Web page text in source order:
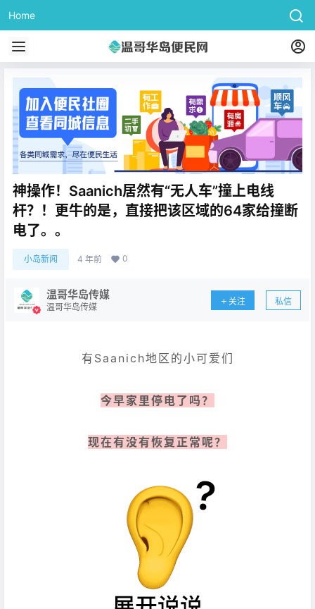
Home
神操作！Saanich居然有“无人车”撞上电线
杆？！更牛的是，直接把该区域的64家给撞断
电了。。
小岛新闻 4 年前 0
温哥华岛传媒
温哥华岛传媒
关注 私信
有Saanich地区的小可爱们
今早家里停电了吗？
现在有没有恢复正常呢？